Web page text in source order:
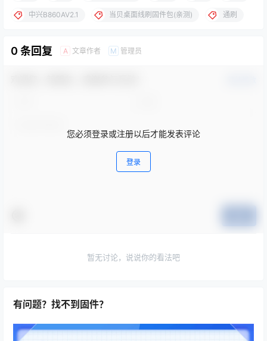
中兴B860AV2.1 当贝桌面线刷固件包(亲测) 通刷
0 条回复 A 文章作者 M 管理员
您必须登录或注册以后才能发表评论
登录
暂无讨论，说说你的看法吧
有问题？找不到固件？